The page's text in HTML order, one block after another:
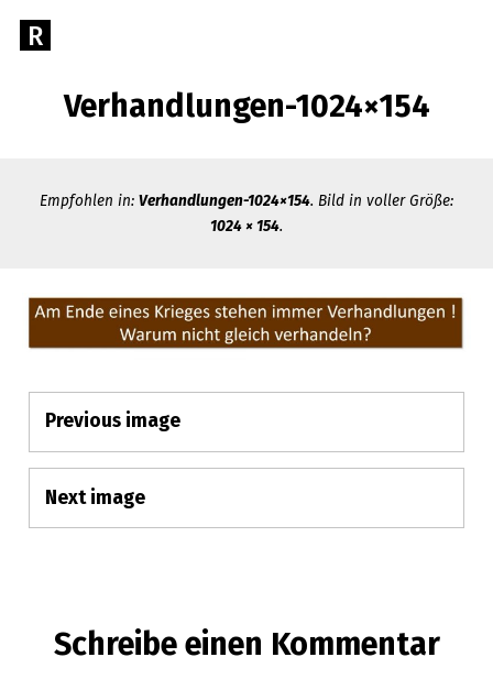
zumGehe
R
RECHTSANWALT
R.
aus
einer
Hand
Verhandlungen-1024×154
Empfohlen in: Verhandlungen-1024×154. Bild in voller Größe:
1024 × 154.
Anhangs-
Navigation
Previous image
Next image
Schreibe einen Kommentar